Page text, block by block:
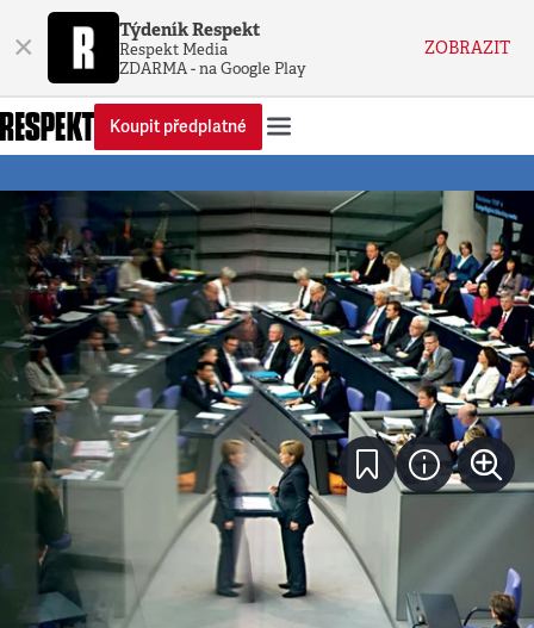
× Týdeník Respekt
Respekt Media
ZDARMA - na Google Play
ZOBRAZIT
Koupit předplatné
Ekonomika 22. 7. 2012 minut
Mocná a bezradná